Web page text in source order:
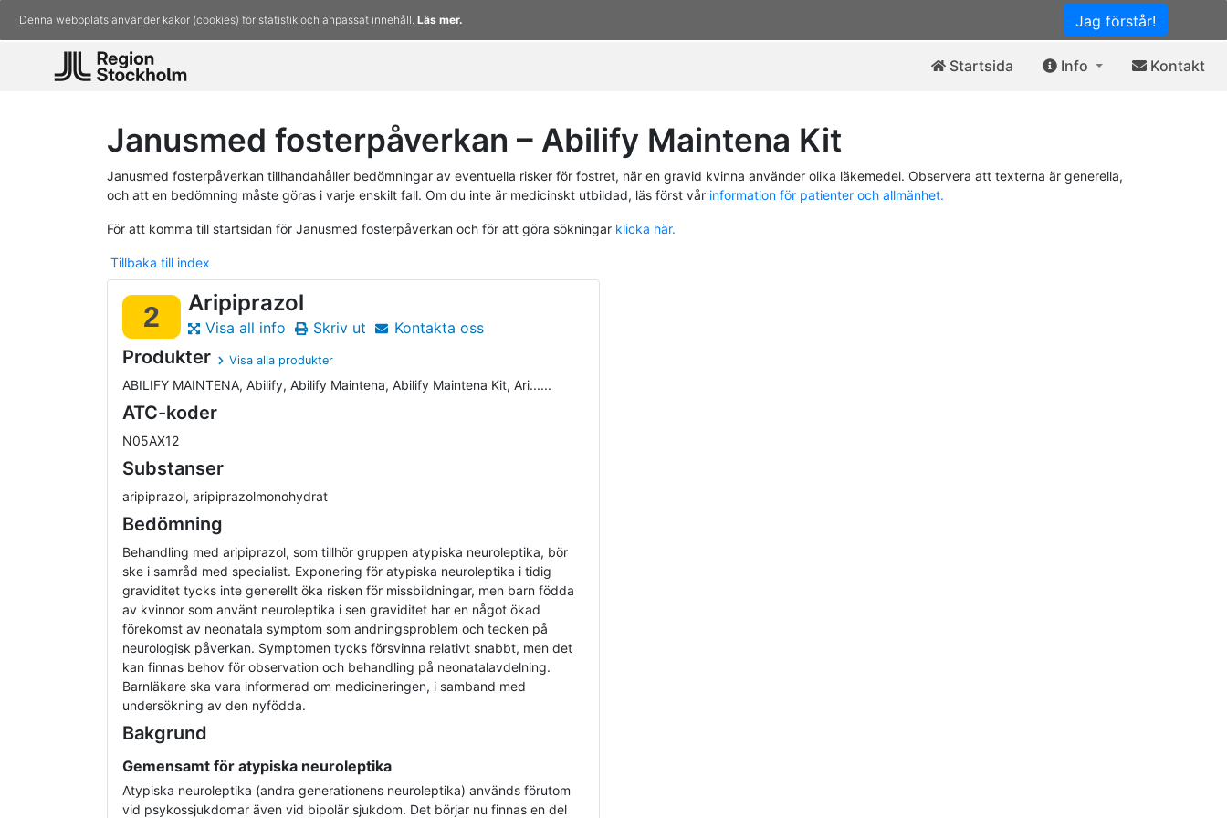
Jag förstår!
Denna webbplats använder kakor (cookies) för statistik och anpassat innehåll. Läs mer.
Startsida Info Kontakt
Janusmed fosterpåverkan – Abilify Maintena Kit
Janusmed fosterpåverkan tillhandahåller bedömningar av eventuella risker för fostret, när en gravid kvinna använder olika läkemedel. Observera att texterna är generella,
och att en bedömning måste göras i varje enskilt fall. Om du inte är medicinskt utbildad, läs först vår information för patienter och allmänhet.
För att komma till startsidan för Janusmed fosterpåverkan och för att göra sökningar klicka här.
Tillbaka till index
2 Aripiprazol
Visa all info Skriv ut Kontakta oss
Produkter Visa alla produkter
ABILIFY MAINTENA, Abilify, Abilify Maintena, Abilify Maintena Kit, Ari......
ATC-koder
N05AX12
Substanser
aripiprazol, aripiprazolmonohydrat
Bedömning
Behandling med aripiprazol, som tillhör gruppen atypiska neuroleptika, bör
ske i samråd med specialist. Exponering för atypiska neuroleptika i tidig
graviditet tycks inte generellt öka risken för missbildningar, men barn födda
av kvinnor som använt neuroleptika i sen graviditet har en något ökad
förekomst av neonatala symptom som andningsproblem och tecken på
neurologisk påverkan. Symptomen tycks försvinna relativt snabbt, men det
kan finnas behov för observation och behandling på neonatalavdelning.
Barnläkare ska vara informerad om medicineringen, i samband med
undersökning av den nyfödda.
Bakgrund
Gemensamt för atypiska neuroleptika
Atypiska neuroleptika (andra generationens neuroleptika) används förutom
vid psykossjukdomar även vid bipolär sjukdom. Det börjar nu finnas en del